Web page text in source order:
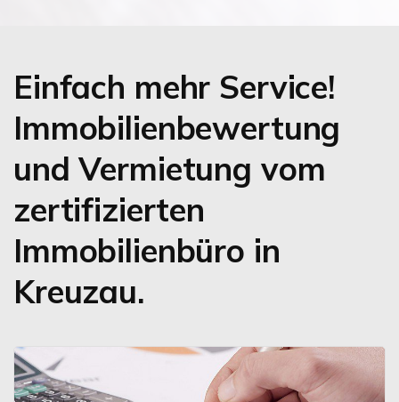
Einfach mehr Service!
Immobilienbewertung
und Vermietung vom
zertifizierten
Immobilienbüro in
Kreuzau.